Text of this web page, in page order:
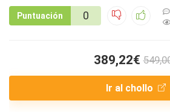
Puntuación 0
389,22€
Ir al chollo